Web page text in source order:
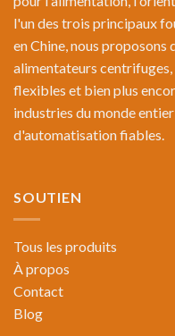
l'un des trois principaux
en Chine, nous proposons
alimentateurs
flexibles et bien plus
industries du monde
d'automatisation fiables.
SOUTIEN
Tous les produits
À propos
Contact
Blog